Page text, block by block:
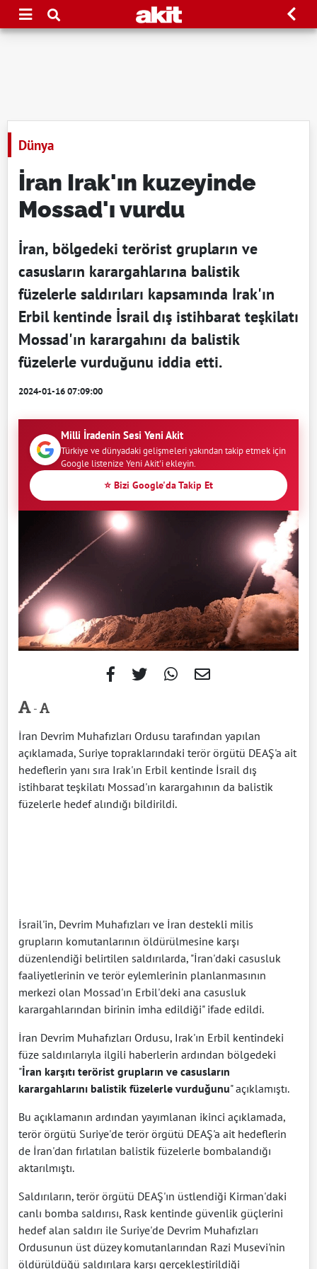
Dünya
İran Irak'ın kuzeyinde
Mossad'ı vurdu
İran, bölgedeki terörist grupların ve
casusların karargahlarına balistik
füzelerle saldırıları kapsamında Irak'ın
Erbil kentinde İsrail dış istihbarat teşkilatı
Mossad'ın karargahını da balistik
füzelerle vurduğunu iddia etti.
2024-01-16 07:09:00
Milli İradenin Sesi Yeni Akit
Türkiye ve dünyadaki gelişmeleri yakından takip etmek için
Google listenize Yeni Akit'i ekleyin.
⭐ Bizi Google'da Takip Et
-
İran Devrim Muhafızları Ordusu tarafından yapılan
açıklamada, Suriye topraklarındaki terör örgütü DEAŞ'a ait
hedeflerin yanı sıra Irak'ın Erbil kentinde İsrail dış
istihbarat teşkilatı Mossad'ın karargahının da balistik
füzelerle hedef alındığı bildirildi.
İsrail'in, Devrim Muhafızları ve İran destekli milis
grupların komutanlarının öldürülmesine karşı
düzenlendiği belirtilen saldırılarda, "İran'daki casusluk
faaliyetlerinin ve terör eylemlerinin planlanmasının
merkezi olan Mossad'ın Erbil'deki ana casusluk
karargahlarından birinin imha edildiği" ifade edildi.
İran Devrim Muhafızları Ordusu, Irak'ın Erbil kentindeki
füze saldırılarıyla ilgili haberlerin ardından bölgedeki
"İran karşıtı terörist grupların ve casusların
karargahlarını balistik füzelerle vurduğunu" açıklamıştı.
Bu açıklamanın ardından yayımlanan ikinci açıklamada,
terör örgütü Suriye'de terör örgütü DEAŞ'a ait hedeflerin
de İran'dan fırlatılan balistik füzelerle bombalandığı
aktarılmıştı.
Saldırıların, terör örgütü DEAŞ'ın üstlendiği Kirman'daki
canlı bomba saldırısı, Rask kentinde güvenlik güçlerini
hedef alan saldırı ile Suriye'de Devrim Muhafızları
Ordusunun üst düzey komutanlarından Razi Musevi'nin
öldürüldüğü saldırılara karşı gerçekleştirildiği